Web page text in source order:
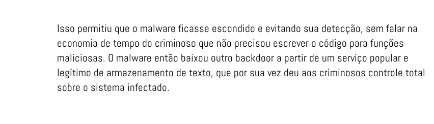
Isso permitiu que o malware ficasse escondido e evitando sua detecção, sem falar na
economia de tempo do criminoso que não precisou escrever o código para funções
maliciosas. O malware então baixou outro backdoor a partir de um serviço popular e
legítimo de armazenamento de texto, que por sua vez deu aos criminosos controle total
sobre o sistema infectado.